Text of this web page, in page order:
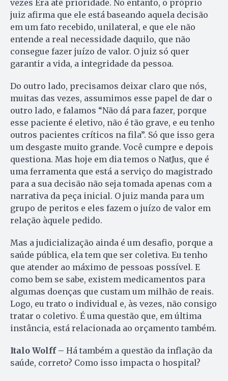
vezes Era até prioridade. No entanto, o próprio
juiz afirma que ele está baseando aquela decisão
em um fato recebido, unilateral, e que ele não
entende a real necessidade daquilo, que não
consegue fazer juízo de valor. O juiz só quer
garantir a vida, a integridade da pessoa.
Do outro lado, precisamos deixar claro que nós,
muitas das vezes, assumimos esse papel de dar o
outro lado, e falamos “Não dá para fazer, porque
esse paciente é eletivo, não é tão grave, e eu tenho
outros pacientes críticos na fila”. Só que isso gera
um desgaste muito grande. Você cumpre e depois
questiona. Mas hoje em dia temos o NatJus, que é
uma ferramenta que está a serviço do magistrado
para a sua decisão não seja tomada apenas com a
narrativa da peça inicial. O juiz manda para um
grupo de peritos e eles fazem o juízo de valor em
relação àquele pedido.
Mas a judicialização ainda é um desafio, porque a
saúde pública, ela tem que ser coletiva. Eu tenho
que atender ao máximo de pessoas possível. E
como bem se sabe, existem medicamentos para
algumas doenças que custam um milhão de reais.
Logo, eu trato o individual e, às vezes, não consigo
tratar o coletivo. É uma questão que, em última
instância, está relacionada ao orçamento também.
Italo Wolff – Há também a questão da inflação da
saúde, correto? Como isso impacta o hospital?